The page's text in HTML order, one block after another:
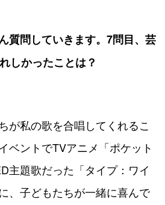
問していきます。7問目、芸
しかったことは？
が私の歌を合唱してくれるこ
ベントでTVアニメ「ポケット
主題歌だった「タイプ：ワイ
、子どもたちが一緒に喜んで